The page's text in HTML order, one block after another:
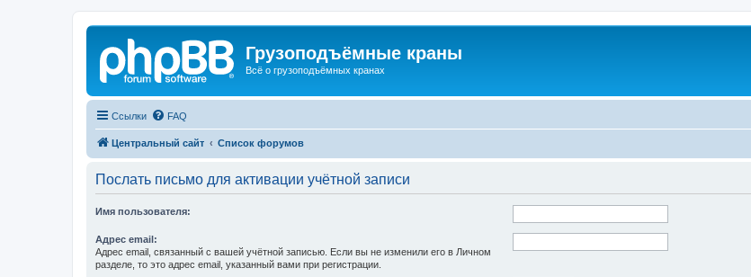
Грузоподъёмные краны
Всё о грузоподъёмных кранах
Ссылки FAQ
Центральный сайт Список форумов
Послать письмо для активации учётной записи
Имя пользователя:
Адрес email:
Адрес email, связанный с вашей учётной записью. Если вы не изменили его в Личном
разделе, то это адрес email, указанный вами при регистрации.